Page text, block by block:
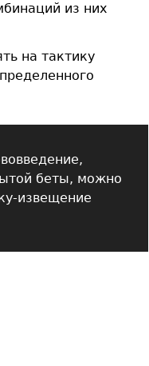
из них
на тактику
беты, можно
извещение